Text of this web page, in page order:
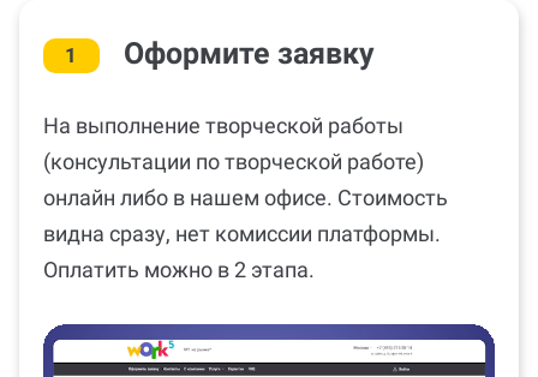
1 Оформите заявку
На выполнение творческой работы
(консультации по творческой работе)
онлайн либо в нашем офисе. Стоимость
видна сразу, нет комиссии платформы.
Оплатить можно в 2 этапа.